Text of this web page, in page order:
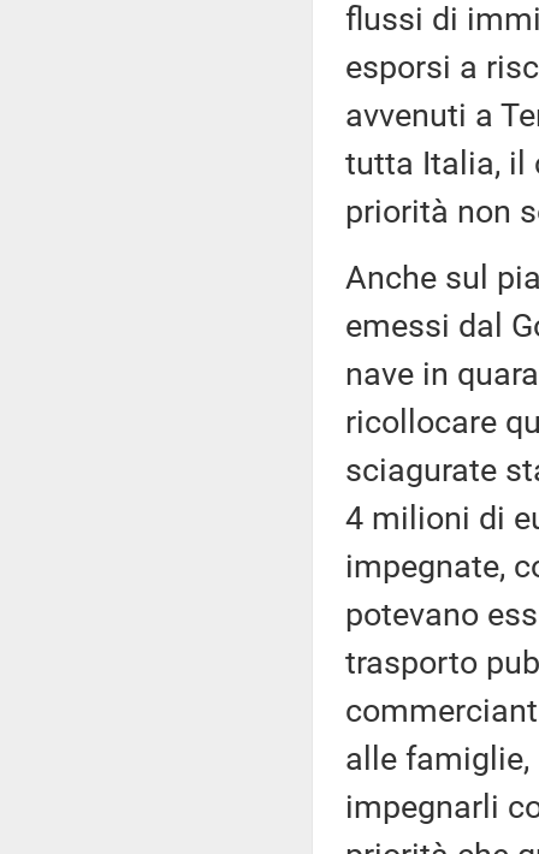
flussi di
esporsi a
avvenuti a
tutta Italia, il
priorità non
Anche sul
emessi dal
nave in
ricollocare
sciagurate
4 milioni di
impegnate,
potevano
trasporto
alle famiglie,
impegnarli